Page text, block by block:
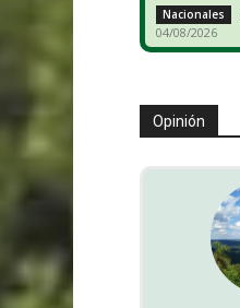
Nacionales
04/08/2026
Opinión